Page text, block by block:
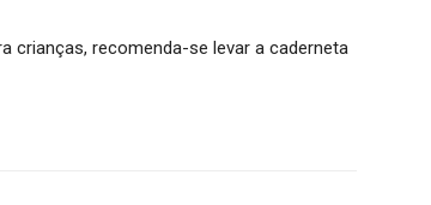
crianças, recomenda-se levar a caderneta